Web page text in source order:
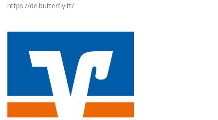
https://de.butterfly.tt/